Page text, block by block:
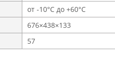
от -10°С до +60°С
676×438×133
57